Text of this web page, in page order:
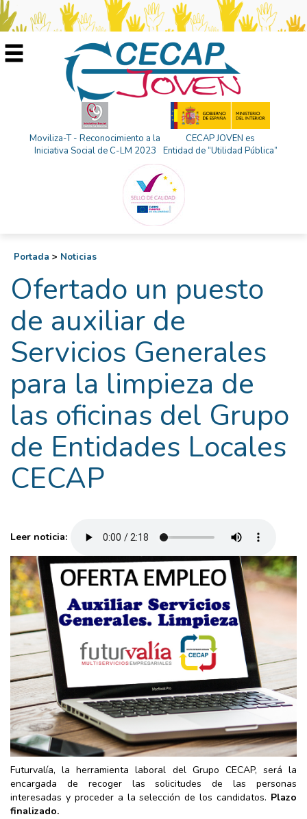
Moviliza-T - Reconocimiento a la
Iniciativa Social de C-LM 2023
CECAP JOVEN es
Entidad de “Utilidad Pública”
Portada > Noticias
Ofertado un puesto
de auxiliar de
Servicios Generales
para la limpieza de
las oficinas del Grupo
de Entidades Locales
CECAP
Leer noticia:
Futurvalía, la herramienta laboral del Grupo CECAP, será la
encargada de recoger las solicitudes de las personas
interesadas y proceder a la selección de los candidatos. Plazo
finalizado.